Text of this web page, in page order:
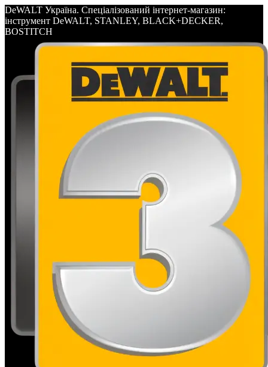
DeWALT Україна. Спеціалізований інтернет-магазин:
інструмент DeWALT, STANLEY, BLACK+DECKER,
BOSTITCH